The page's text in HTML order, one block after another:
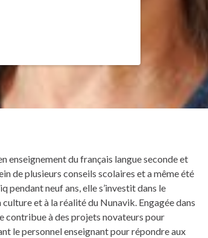
enseignement du français langue seconde et
de plusieurs conseils scolaires et a même été
neuf ans, elle s’investit dans le
et à la réalité du Nunavik. Engagée dans
contribue à des projets novateurs pour
le personnel enseignant pour répondre aux